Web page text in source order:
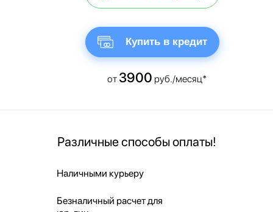
Купить в кредит
от 3900 руб./месяц*
Различные способы оплаты!
Наличными курьеру
Безналичный расчет для